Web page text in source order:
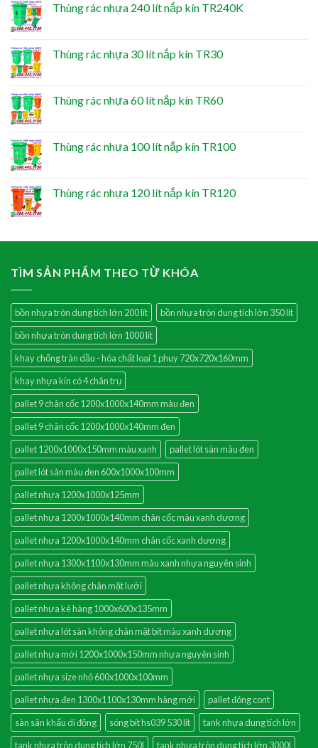
Thùng rác nhựa 240 lít nắp kín TR240K
Thùng rác nhựa 30 lít nắp kín TR30
Thùng rác nhựa 60 lít nắp kín TR60
Thùng rác nhựa 100 lít nắp kín TR100
Thùng rác nhựa 120 lít nắp kín TR120
TÌM SẢN PHẨM THEO TỪ KHÓA
bồn nhựa tròn dung tích lớn 200 lít
bồn nhựa tròn dung tích lớn 350 lít
bồn nhựa tròn dung tích lớn 1000 lít
khay chống tràn dầu - hóa chất loại 1 phuy 720x720x160mm
khay nhựa kín có 4 chân trụ
pallet 9 chân cốc 1200x1000x140mm màu đen
pallet 9 chân cốc 1200x1000x140mm đen
pallet 1200x1000x150mm màu xanh
pallet lót sàn màu đen
pallet lót sàn màu đen 600x1000x100mm
pallet nhựa 1200x1000x125mm
pallet nhựa 1200x1000x140mm chân cốc màu xanh dương
pallet nhựa 1200x1000x140mm chân cốc xanh dương
pallet nhựa 1300x1100x130mm màu xanh nhựa nguyên sinh
pallet nhựa không chân mặt lưới
pallet nhựa kê hàng 1000x600x135mm
pallet nhựa lót sàn không chân mặt bít màu xanh dương
pallet nhựa mới 1200x1000x150mm nhựa nguyên sinh
pallet nhựa size nhỏ 600x1000x100mm
pallet nhựa đen 1300x1100x130mm hàng mới
pallet đóng cont
sàn sân khấu di động
sóng bít hs039 530 lít
tank nhựa dung tích lớn
tank nhựa tròn dung tích lớn 750l
tank nhựa tròn dung tích lớn 3000l